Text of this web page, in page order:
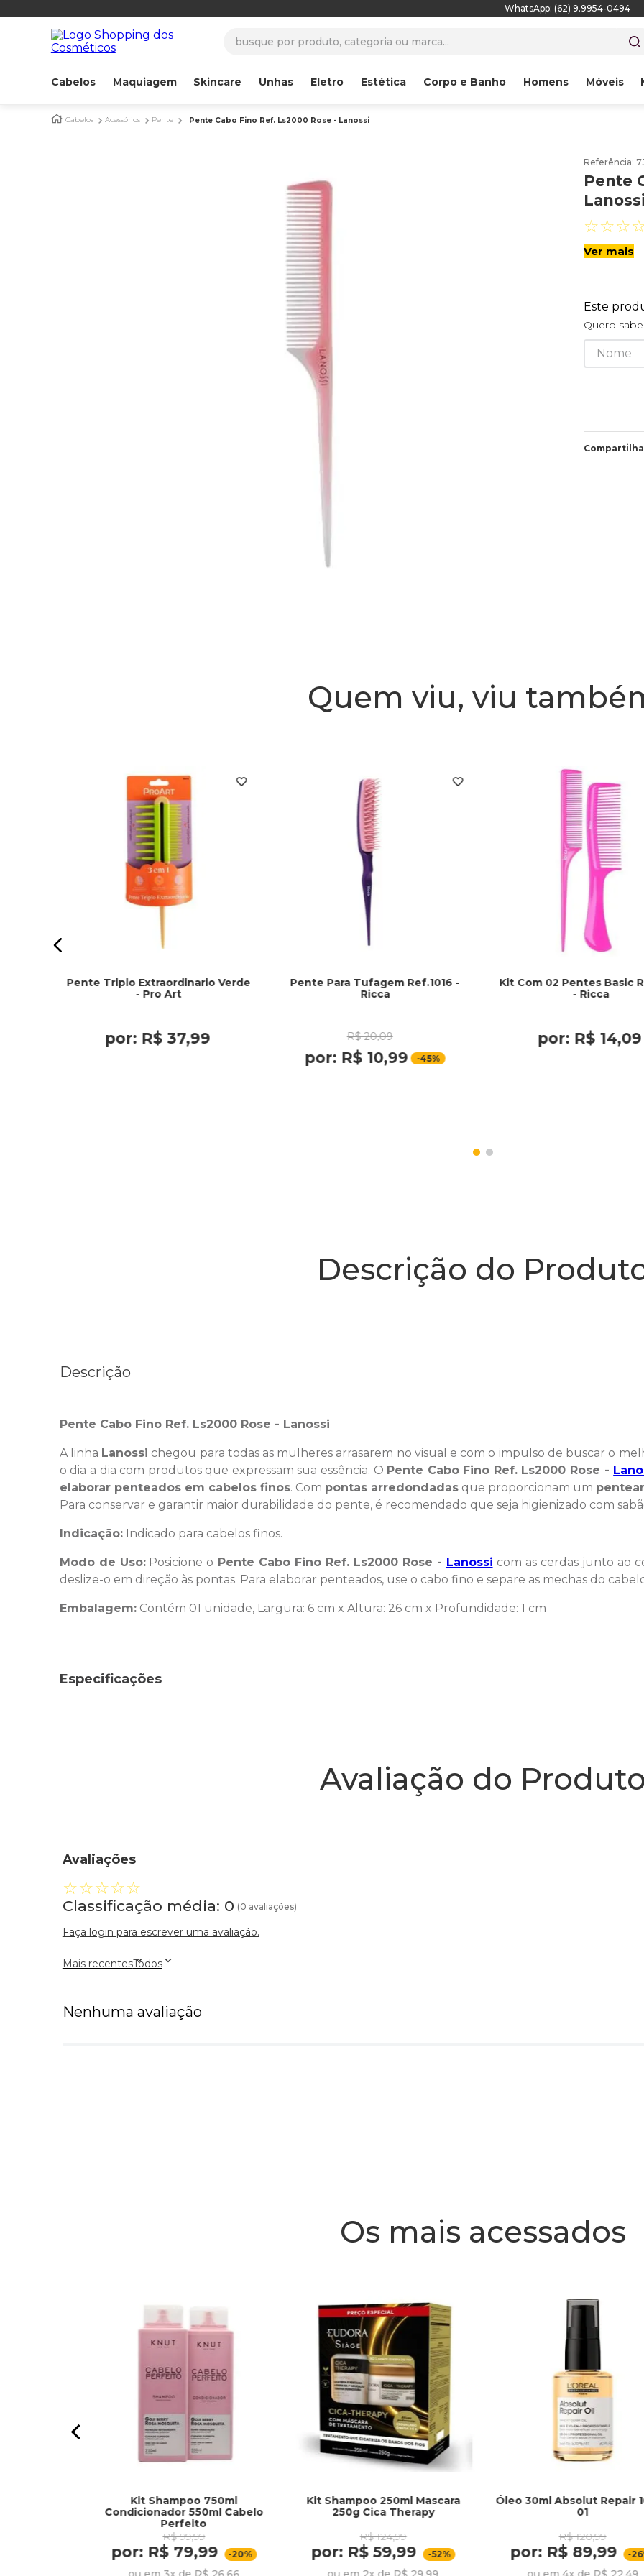
WhatsApp: (62) 9.9954-0494
Cabelos Maquiagem Skincare Unhas Eletro Estética Corpo e Banho Homens Móveis
Cabelos Acessórios Pente Pente Cabo Fino Ref. Ls2000 Rose - Lanossi
Referência:
Pente
☆☆☆
Ver mais
Este
Quero
Quem viu, viu
Pente Triplo Extraordinario Verde
- Pro Art
por: R$ 37,99
Pente Para Tufagem Ref.1016 -
Ricca
R$ 20,09
por: R$ 10,99 -45%
Kit Com 02 Pentes Basic
- Ricca
por: R$ 14,09
Descrição do
Descrição
Pente Cabo Fino Ref. Ls2000 Rose - Lanossi
A linha Lanossi chegou para todas as mulheres arrasarem no visual e com o impulso de buscar o
o dia a dia com produtos que expressam sua essência. O Pente Cabo Fino Ref. Ls2000 Rose -
elaborar penteados em cabelos finos. Com pontas arredondadasque proporcionam um
Para conservar e garantir maior durabilidade do pente, é recomendado que seja higienizado com
Indicação:Indicado para cabelos finos.
Modo de Uso:Posicione o Pente Cabo Fino Ref. Ls2000 Rose - Lanossi com as cerdas junto ao
deslize-o em direção às pontas. Para elaborar penteados, use o cabo fino e separe as mechas do
Embalagem:Contém 01 unidade, Largura: 6 cm x Altura: 26 cm x Profundidade: 1 cm
Especificações
Avaliação do
Avaliações
☆☆☆☆☆
Classificação média: 0 (0 avaliações)
Faça login para escrever uma avaliação.
Mais recentesTodos
Nenhuma avaliação
Os mais acessados
Kit Shampoo 750ml
Condicionador 550ml Cabelo
Perfeito
R$ 99,99
por: R$ 79,99 -20%
Kit Shampoo 250ml Mascara
250g Cica Therapy
R$ 124,99
por: R$ 59,99 -52%
Óleo 30ml Absolut Repair
01
R$ 120,99
por: R$ 89,99 -